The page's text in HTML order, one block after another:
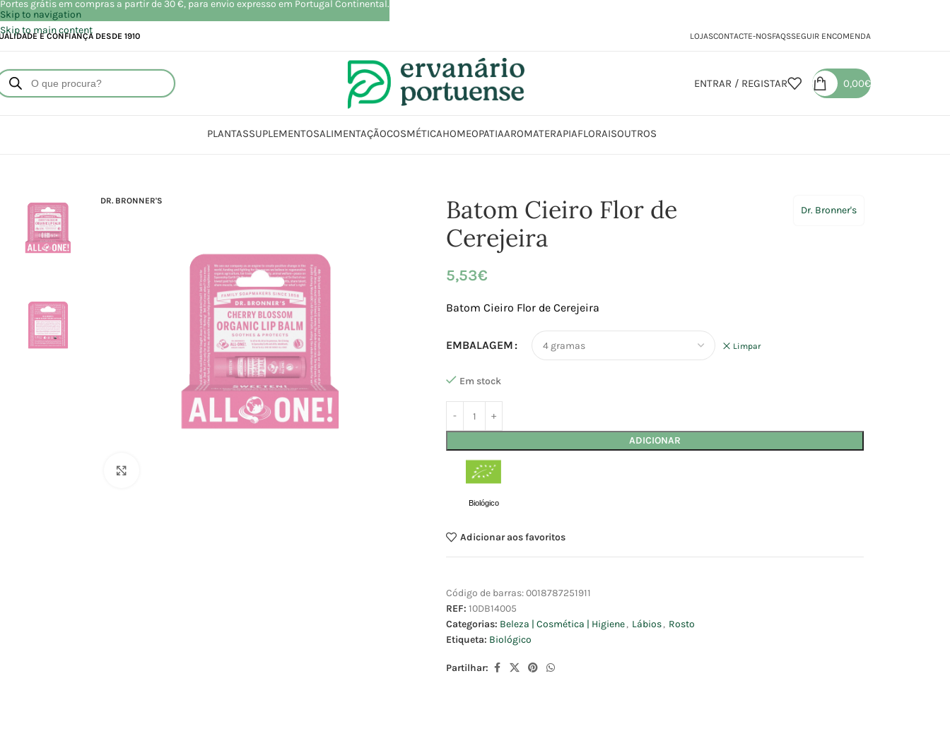
Skip to navigation
Skip to main content
E CONFIANÇA DESDE 1910 LOJASCONTACTE-NOSFAQSSEGUIR ENCOMENDA
ENTRAR / REGISTAR 0,00€
PLANTASSUPLEMENTOSALIMENTAÇÃOCOSMÉTICAHOMEOPATIAAROMATERAPIAFLORAISOUTROS
DR. BRONNER'S
Batom Cieiro Flor de
Cerejeira
Dr. Bronner's
5,53€
Batom Cieiro Flor de Cerejeira
EMBALAGEM Limpar
Em stock
ADICIONAR
Biológico
Adicionar aos favoritos
Código de barras:0018787251911
REF: 10DB14005
Categorias: Beleza | Cosmética | Higiene, Lábios, Rosto
Etiqueta: Biológico
Partilhar:
Portes grátis em compras a partir de 30 €, para envio expresso em Portugal Continental.